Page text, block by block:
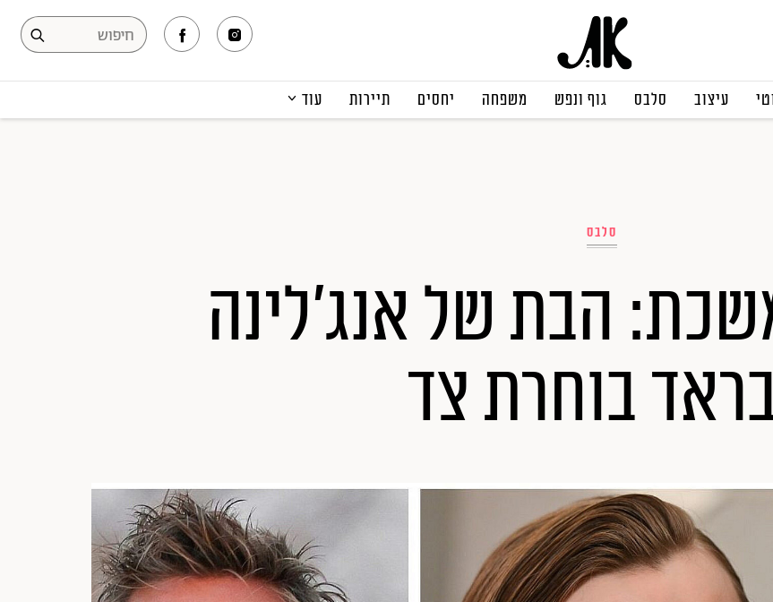
עיצוב סלבס גוף ונפש משפחה יחסים תיירות עוד
סלבס
הבת של אנג'לינה
בוחרת צד